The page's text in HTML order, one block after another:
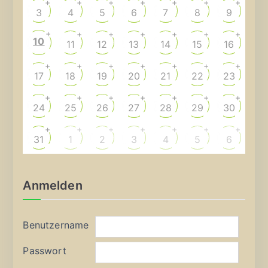
3
+
4
+
5
+
6
+
7
+
8
+
9
+
10
+
11
+
12
+
13
+
14
+
15
+
16
+
17
+
18
+
19
+
20
+
21
+
22
+
23
+
24
+
25
+
26
+
27
+
28
+
29
+
30
+
31
+
1
+
2
+
3
+
4
+
5
+
6
+
Anmelden
Benutzername
Passwort